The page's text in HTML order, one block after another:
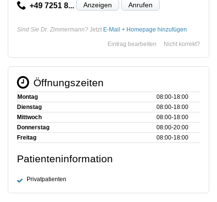
+49 7251 8... Anzeigen Anrufen
Sind Sie Dr. Zimmermann? Jetzt E-Mail + Homepage hinzufügen
Nicht korrekt?
Eintrag bearbeiten
Öffnungszeiten
Montag
08:00‑18:00
Dienstag
08:00‑18:00
Mittwoch
08:00‑18:00
Donnerstag
08:00‑20:00
Freitag
08:00‑18:00
Patienteninformation
Privatpatienten